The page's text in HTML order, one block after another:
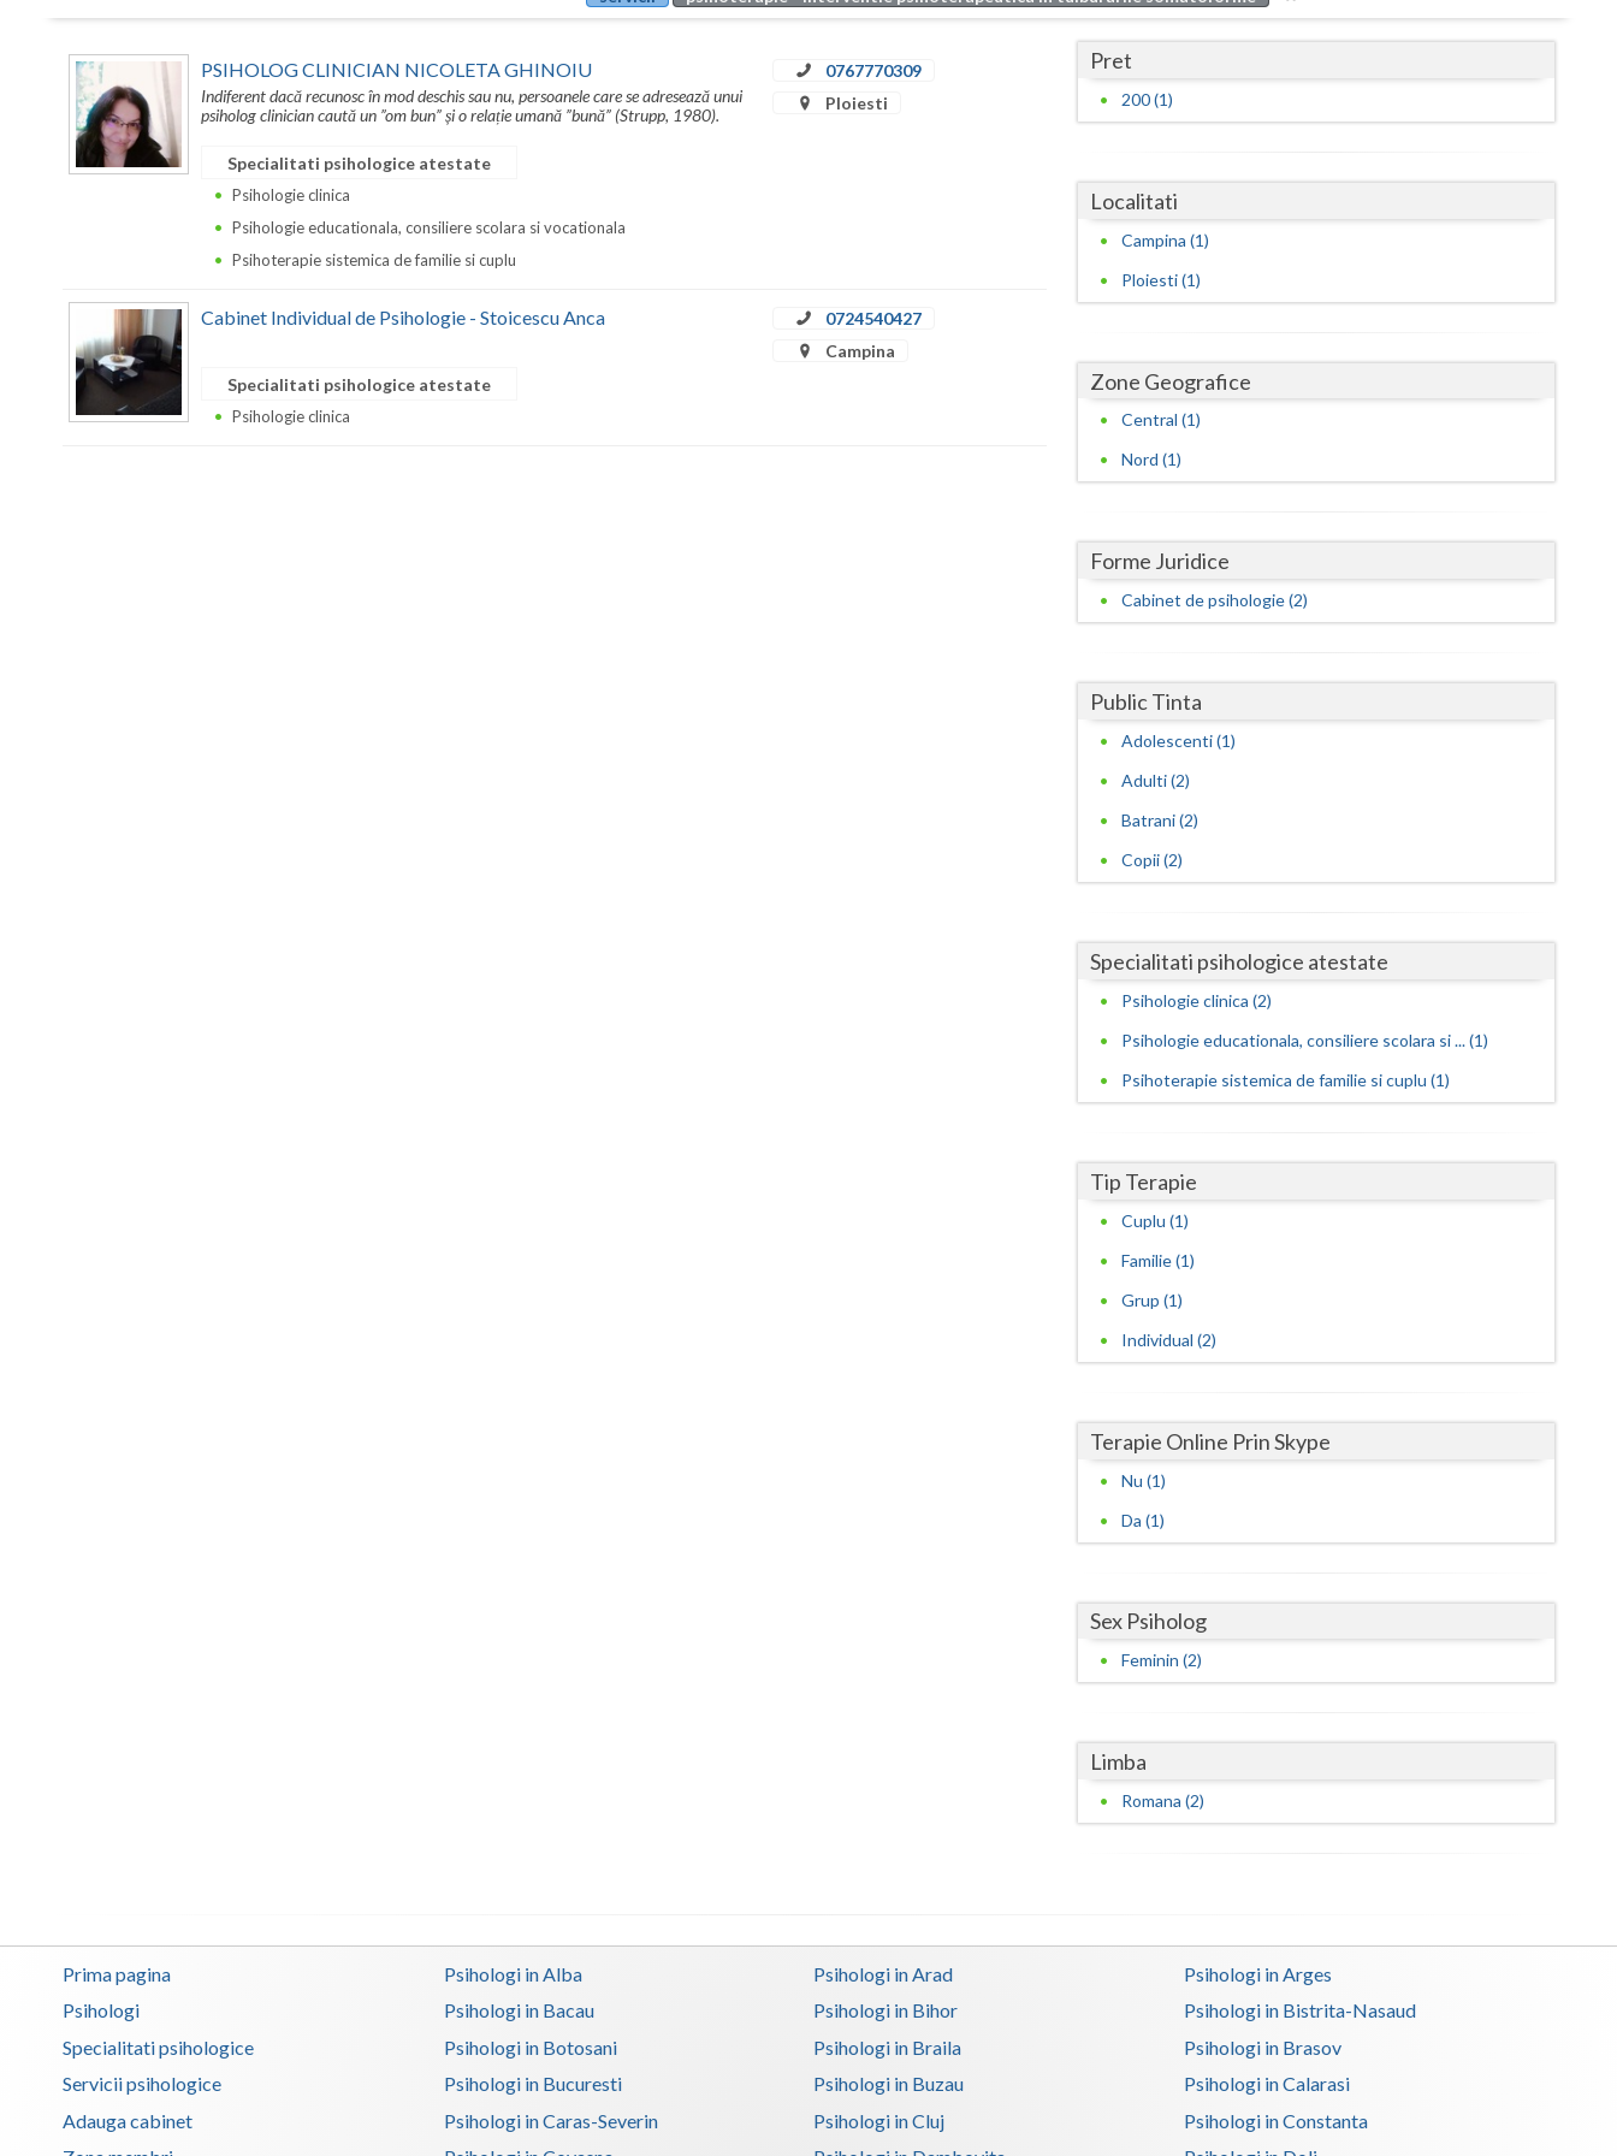
Buzau
Dambovita
Galati
Harghita
Hunedoara
Iasi
Mures
Olt
Salaj
Tulcea
Vaslui
PSIHOLOG CLINICIAN NICOLETA GHINOIU
Indiferent dacă recunosc în mod deschis sau nu, persoanele care se adresează unui
psiholog clinician caută un ”om bun” și o relație umană ”bună” (Strupp, 1980).
0767770309
Ploiesti
Specialitati psihologice atestate
Psihologie clinica
Psihologie educationala, consiliere scolara si vocationala
Psihoterapie sistemica de familie si cuplu
Cabinet Individual de Psihologie - Stoicescu Anca
0724540427
Campina
Specialitati psihologice atestate
Psihologie clinica
Pret
200 (1)
Localitati
Campina (1)
Ploiesti (1)
Zone Geografice
Central (1)
Nord (1)
Forme Juridice
Cabinet de psihologie (2)
Public Tinta
Adolescenti (1)
Adulti (2)
Batrani (2)
Copii (2)
Specialitati psihologice atestate
Psihologie clinica (2)
Psihologie educationala, consiliere scolara si ... (1)
Psihoterapie sistemica de familie si cuplu (1)
Tip Terapie
Cuplu (1)
Familie (1)
Grup (1)
Individual (2)
Terapie Online Prin Skype
Nu (1)
Da (1)
Sex Psiholog
Feminin (2)
Limba
Romana (2)
Prima pagina
Psihologi
Specialitati psihologice
Servicii psihologice
Adauga cabinet
Psihologi in Alba Psihologi in Arad
Psihologi in Arges
Psihologi in Bacau
Psihologi in Bihor
Psihologi in Bistrita-Nasaud
Psihologi in Botosani
Psihologi in Braila
Psihologi in Brasov
Psihologi in Bucuresti
Psihologi in Buzau
Psihologi in Calarasi
Psihologi in Caras-Severin
Psihologi in Cluj
Psihologi in Constanta